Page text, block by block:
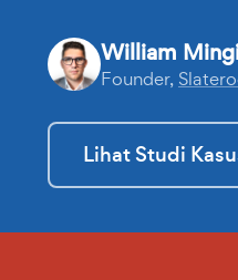
William
Founder,
Lihat Studi